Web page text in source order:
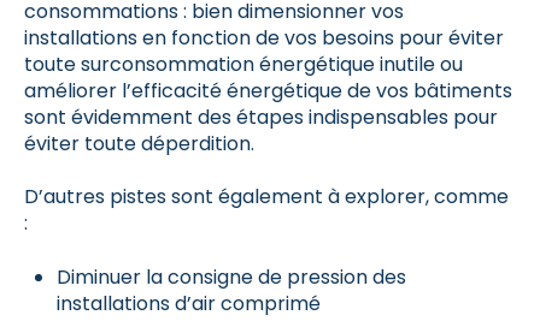
consommations : bien dimensionner vos
installations en fonction de vos besoins pour éviter
toute surconsommation énergétique inutile ou
améliorer l’efficacité énergétique de vos bâtiments
sont évidemment des étapes indispensables pour
éviter toute déperdition.
D’autres pistes sont également à explorer, comme
:
Diminuer la consigne de pression des
installations d’air comprimé